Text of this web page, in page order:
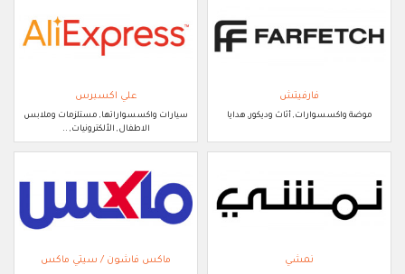
فارفيتش
موضة واكسسوارات, أثاث وديكور, هدايا
علي اكسبرس
سيارات واكسسواراتها, مستلزمات وملابس
الاطفال, الألكترونيات, ..
نمشي ماكس فاشون / سيتي ماكس